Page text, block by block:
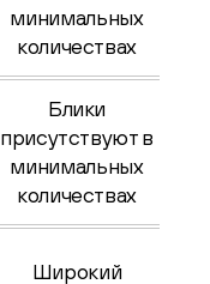
минимальных
количествах
Блики
присутствуют в
минимальных
количествах
Широкий